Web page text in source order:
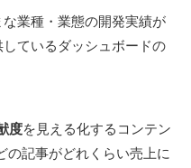
業種・業態の開発実績が
ているダッシュボードの
度を見える化するコンテン
の記事がどれくらい売上に